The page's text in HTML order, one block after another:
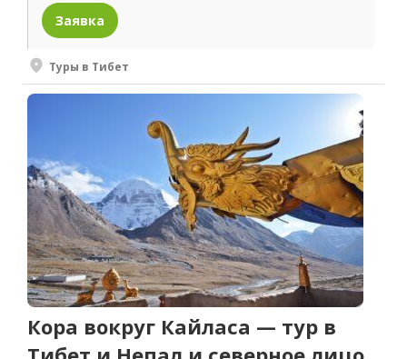
Заявка
Туры в Тибет
Кора вокруг Кайласа — тур в